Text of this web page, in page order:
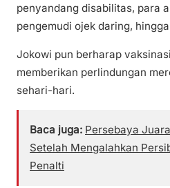
penyandang disabilitas, para
pengemudi ojek daring,
Jokowi pun berharap
memberikan perlindungan
sehari-hari.
Baca juga: Persebaya
Setelah Mengalahkan
Penalti